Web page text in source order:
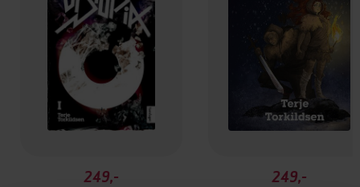
249,-
249,-